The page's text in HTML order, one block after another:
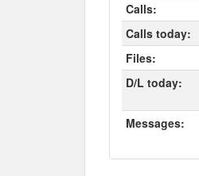
Calls:
Calls today:
Files:
D/L today:
Messages: